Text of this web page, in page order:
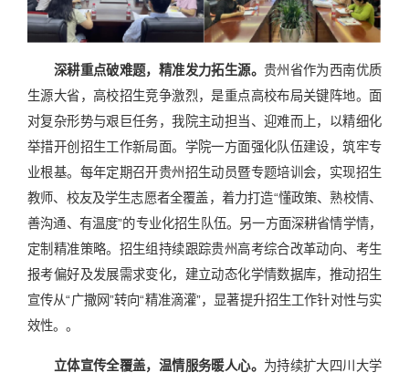
深耕重点破难题，精准发力拓生源。 贵州省作为西南优质
生源大省，高校招生竞争激烈，是重点高校布局关键阵地。面
对复杂形势与艰巨任务，我院主动担当、迎难而上，以精细化
举措开创招生工作新局面。学院一方面强化队伍建设，筑牢专
业根基。每年定期召开贵州招生动员暨专题培训会，实现招生
教师、校友及学生志愿者全覆盖，着力打造“懂政策、熟校情、
善沟通、有温度”的专业化招生队伍。另一方面深耕省情学情，
定制精准策略。招生组持续跟踪贵州高考综合改革动向、考生
报考偏好及发展需求变化，建立动态化学情数据库，推动招生
宣传从“广撒网”转向“精准滴灌”，显著提升招生工作针对性与实
效性。。
立体宣传全覆盖，温情服务暖人心。 为持续扩大四川大学